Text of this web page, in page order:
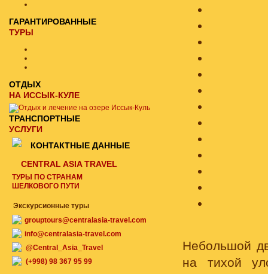
Небольшой
на тихой
ГАРАНТИРОВАННЫЕ
ТУРЫ
ОТДЫХ
НА ИССЫК-КУЛЕ
ТРАНСПОРТНЫЕ
УСЛУГИ
КОНТАКТНЫЕ ДАННЫЕ
CENTRAL ASIA TRAVEL
ТУРЫ ПО СТРАНАМ
ШЕЛКОВОГО ПУТИ
Экскурсионные туры
grouptours@centralasia-travel.com
info@centralasia-travel.com
@Central_Asia_Travel
(+998) 98 367 95 99